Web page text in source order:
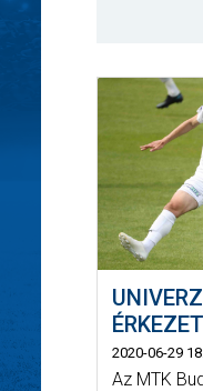
2020-06-29
Az MTK